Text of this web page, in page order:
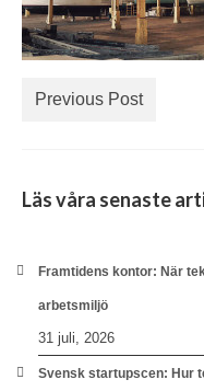
Previous Post
Läs våra senaste
Framtidens kontor: När
arbetsmiljö
31 juli, 2026
Svensk startupscen: Hur